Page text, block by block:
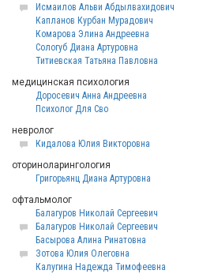
Исмаилов Альви Абдылвахидович
Капланов Курбан Мурадович
Комарова Элина Андреевна
Сологуб Диана Артуровна
Титиевская Татьяна Павловна
медицинская психология
Доросевич Анна Андреевна
Психолог Для Сво
невролог
Кидалова Юлия Викторовна
оториноларингология
Григорьянц Диана Артуровна
офтальмолог
Балагуров Николай Сергеевич
Балагуров Николай Сергеевич
Басырова Алина Ринатовна
Зотова Юлия Олеговна
Калугина Надежда Тимофеевна